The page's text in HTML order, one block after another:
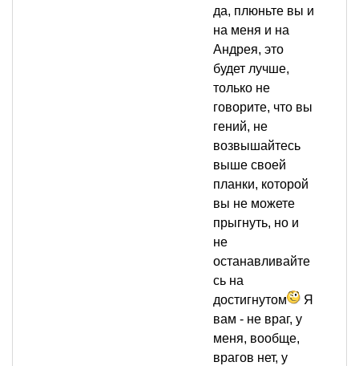
да, плюньте вы и
на меня и на
Андрея, это
будет лучше,
только не
говорите, что вы
гений, не
возвышайтесь
выше своей
планки, которой
вы не можете
прыгнуть, но и
не
останавливайте
сь на
достигнутом
Я
вам - не враг, у
меня, вообще,
врагов нет, у